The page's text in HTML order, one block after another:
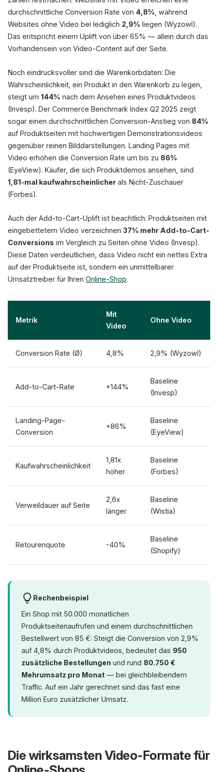
durchschnittliche Conversion Rate von 4,8% , während
Websites ohne Video bei lediglich 2,9% liegen (Wyzowl).
Das entspricht einem Uplift von über 65% — allein durch das
Vorhandensein von Video-Content auf der Seite.
Noch eindrucksvoller sind die Warenkorbdaten: Die
Wahrscheinlichkeit, ein Produkt in den Warenkorb zu legen,
steigt um 144% nach dem Ansehen eines Produktvideos
(Invesp). Der Commerce Benchmark Index Q2 2025 zeigt
sogar einen durchschnittlichen Conversion-Anstieg von 84%
auf Produktseiten mit hochwertigen Demonstrationsvideos
gegenüber reinen Bilddarstellungen. Landing Pages mit
Video erhöhen die Conversion Rate um bis zu 86%
(EyeView). Käufer, die sich Produktdemos ansehen, sind
1,81-mal kaufwahrscheinlicher als Nicht-Zuschauer
(Forbes).
Auch der Add-to-Cart-Uplift ist beachtlich: Produktseiten mit
eingebettetem Video verzeichnen 37% mehr Add-to-Cart-
Conversions im Vergleich zu Seiten ohne Video (Invesp).
Diese Daten verdeutlichen, dass Video nicht ein nettes Extra
auf der Produktseite ist, sondern ein unmittelbarer
Umsatztreiber für Ihren Online-Shop.
Metrik
Mit
Video
Ohne Video
Conversion Rate (Ø) 4,8% 2,9% (Wyzowl)
Add-to-Cart-Rate +144%
Baseline
(Invesp)
Landing-Page-
Conversion
+86%
Baseline
(EyeView)
Kaufwahrscheinlichkeit
1,81x
höher
Baseline
(Forbes)
Verweildauer auf Seite
2,6x
länger
Baseline
(Wistia)
Retourenquote -40%
Baseline
(Shopify)
Rechenbeispiel
Ein Shop mit 50.000 monatlichen
Produktseitenaufrufen und einem durchschnittlichen
Bestellwert von 85 €: Steigt die Conversion von 2,9%
auf 4,8% durch Produktvideos, bedeutet das 950
zusätzliche Bestellungen und rund 80.750 €
Mehrumsatz pro Monat — bei gleichbleibendem
Traffic. Auf ein Jahr gerechnet sind das fast eine
Million Euro zusätzlicher Umsatz.
Die wirksamsten Video-Formate für